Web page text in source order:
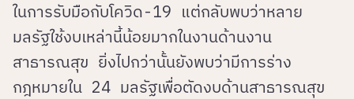
ในการรับมือกับโควิด-19 แต่กลับพบว่าหลาย
มลรัฐใช้งบเหล่านี้น้อยมากในงานด้านงาน
สาธารณสุข ยิ่งไปกว่านั้นยังพบว่ามีการร่าง
กฎหมายใน 24 มลรัฐเพื่อตัดงบด้านสาธารณสุข